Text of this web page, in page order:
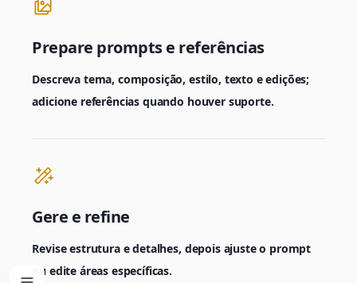
Prepare prompts e referências
Descreva tema, composição, estilo, texto e edições;
adicione referências quando houver suporte.
Gere e refine
Revise estrutura e detalhes, depois ajuste o prompt
ou edite áreas específicas.